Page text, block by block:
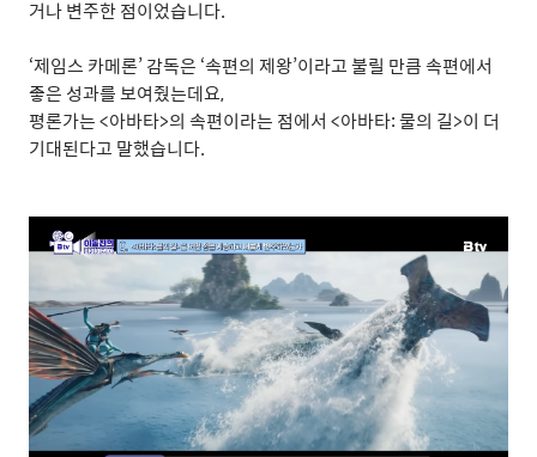
거나 변주한 점이었습니다.
‘제임스 카메론’감독은 ‘속편의 제왕’이라고 불릴 만큼 속편에서
좋은 성과를 보여줬는데요,
평론가는<아바타>의 속편이라는 점에서 <아바타:물의 길>이 더
기대된다고 말했습니다.